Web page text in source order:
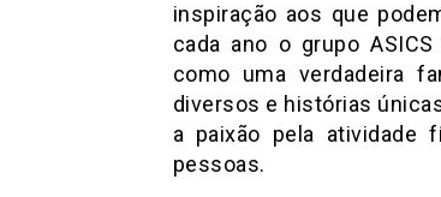
inspiração aos que
cada ano o grupo
como uma verdadeira
diversos e histórias
a paixão pela atividade
pessoas.